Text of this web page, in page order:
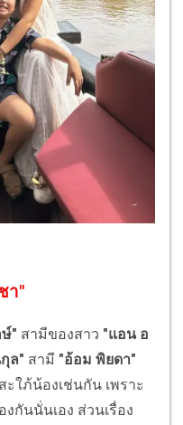
า"
" สามีของสาว "แอน อ
ล" สามี "อ้อม พิยดา"
ใภ้น้องเช่นกัน เพราะ
กันนั่นเอง ส่วนเรื่อง